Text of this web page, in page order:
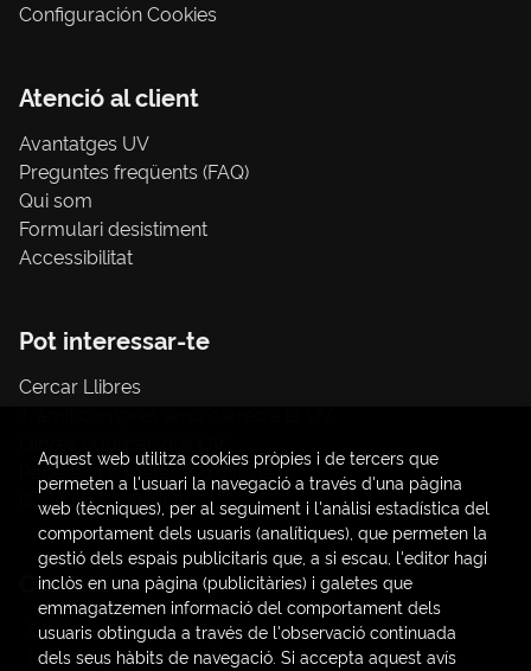
Configuración Cookies
Atenció al client
Avantatges UV
Preguntes freqüents (FAQ)
Qui som
Formulari desistiment
Accessibilitat
Pot interessar-te
Cercar Llibres
Papereria / material d'oficina
Consum Sostenible
Contacte
C/ Amadeo de Saboya, 4
(+34) 963828968
Aquest web utilitza cookies pròpies i de tercers que
permeten a l'usuari la navegació a través d'una pàgina
web (tècniques), per al seguiment i l'anàlisi estadística del
comportament dels usuaris (analítiques), que permeten la
gestió dels espais publicitaris que, a si escau, l'editor hagi
inclòs en una pàgina (publicitàries) i galetes que
emmagatzemen informació del comportament dels
usuaris obtinguda a través de l'observació continuada
dels seus hàbits de navegació. Si accepta aquest avís